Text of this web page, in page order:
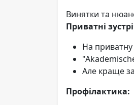
Винятки та
Приватні
На
Але краще
Профілактика: